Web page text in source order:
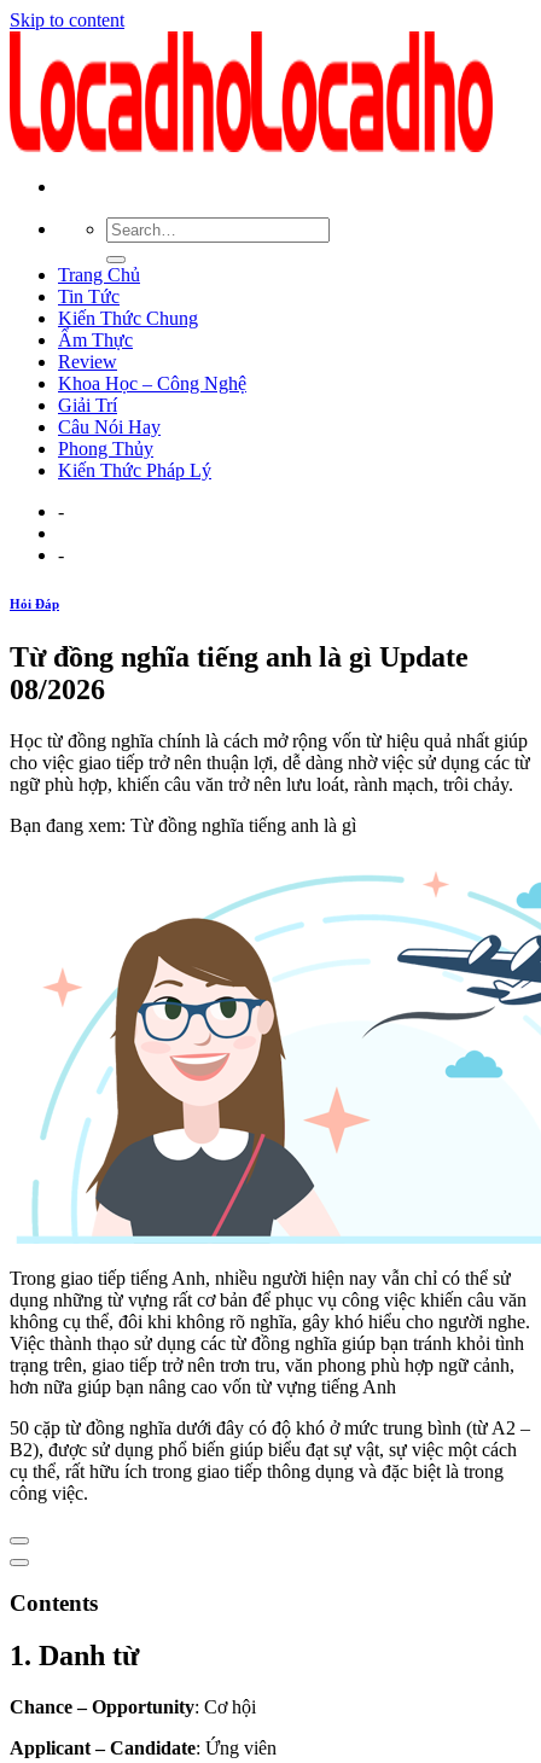
Skip to content
Trang Chủ
Tin Tức
Kiến Thức Chung
Ẩm Thực
Review
Khoa Học – Công Nghệ
Giải Trí
Câu Nói Hay
Phong Thủy
Kiến Thức Pháp Lý
-
-
Hỏi Đáp
Từ đồng nghĩa tiếng anh là gì Update
08/2026
Học từ đồng nghĩa chính là cách mở rộng vốn từ hiệu quả nhất giúp
cho việc giao tiếp trở nên thuận lợi, dễ dàng nhờ việc sử dụng các từ
ngữ phù hợp, khiến câu văn trở nên lưu loát, rành mạch, trôi chảy.
Bạn đang xem: Từ đồng nghĩa tiếng anh là gì
Trong giao tiếp tiếng Anh, nhiều người hiện nay vẫn chỉ có thể sử
dụng những từ vựng rất cơ bản để phục vụ công việc khiến câu văn
không cụ thể, đôi khi không rõ nghĩa, gây khó hiểu cho người nghe.
Việc thành thạo sử dụng các từ đồng nghĩa giúp bạn tránh khỏi tình
trạng trên, giao tiếp trở nên trơn tru, văn phong phù hợp ngữ cảnh,
hơn nữa giúp bạn nâng cao vốn từ vựng tiếng Anh
50 cặp từ đồng nghĩa dưới đây có độ khó ở mức trung bình (từ A2 –
B2), được sử dụng phổ biến giúp biểu đạt sự vật, sự việc một cách
cụ thể, rất hữu ích trong giao tiếp thông dụng và đặc biệt là trong
công việc.
Contents
1. Danh từ
Chance – Opportunity: Cơ hội
Applicant – Candidate: Ứng viên